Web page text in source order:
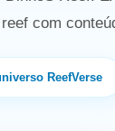
com
ReefVerse